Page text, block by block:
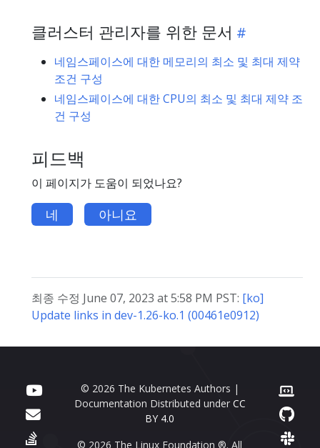
클러스터 관리자를 위한 문서
네임스페이스에 대한 메모리의 최소 및 최대 제약
조건 구성
네임스페이스에 대한 CPU의 최소 및 최대 제약 조
건 구성
피드백
이 페이지가 도움이 되었나요?
네 아니요
최종 수정 June 07, 2023 at 5:58 PM PST: [ko]
Update links in dev-1.26-ko.1 (00461e0912)
© 2026 The Kubernetes Authors |
Documentation Distributed under CC
BY 4.0
© 2026 The Linux Foundation ®. All